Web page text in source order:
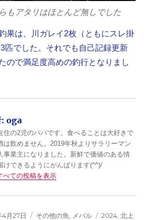
もアタリはほとんど無しでした
果は、川ガレイ2枚（ともにスレ掛
匹でした。それでも自己記録更新
ので満足度高めの釣行となりまし
oga
住の2児のパパです。食べることは大好きで
は飲めません。2019年秋よりサラリーマン
事業主になりました。新鮮で価値のある情
けできるようにがんばります(^^)/
べての投稿を表示
月27日
カ
その他の魚 メバル
タ
2024 ,北上